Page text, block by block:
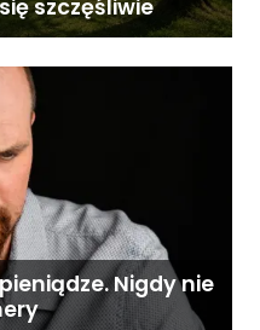
szczęśliwie
Nigdy nie